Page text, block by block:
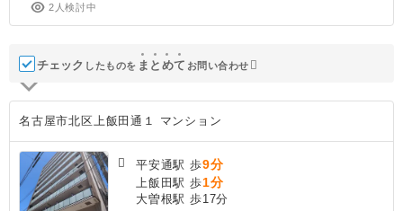
2人検討中
チェック したものを ま と めて お問い合わせ
名古屋市北区上飯田通１ マンション
平安通駅 歩9分
上飯田駅 歩1分
大曽根駅 歩17分